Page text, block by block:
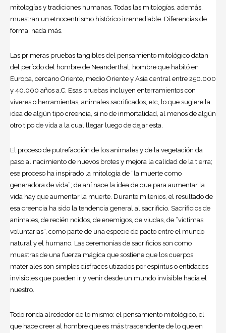
mitologías y tradiciones humanas. Todas las mitologías, además,
muestran un etnocentrismo histórico irremediable. Diferencias de
forma, nada más.
Las primeras pruebas tangibles del pensamiento mitológico datan
del período del hombre de Neanderthal, hombre que habitó en
Europa, cercano Oriente, medio Oriente y Asia central entre 250.000
y 40.000 años a.C. Esas pruebas incluyen enterramientos con
víveres o herramientas, animales sacrificados, etc, lo que sugiere la
idea de algún tipo creencia, si no de inmortalidad, al menos de algún
otro tipo de vida a la cual llegar luego de dejar esta.
El proceso de putrefacción de los animales y de la vegetación da
paso al nacimiento de nuevos brotes y mejora la calidad de la tierra;
ese proceso ha inspirado la mitología de “la muerte como
generadora de vida”; de ahí nace la idea de que para aumentar la
vida hay que aumentar la muerte. Durante milenios, el resultado de
esa creencia ha sido la tendencia general al sacrificio. Sacrificios de
animales, de recién ncidos, de enemigos, de viudas, de “víctimas
voluntarias”, como parte de una especie de pacto entre el mundo
natural y el humano. Las ceremonias de sacrificios son como
muestras de una fuerza mágica que sostiene que los cuerpos
materiales son simples disfraces utizados por espíritus o entidades
invisibles que pueden ir y venir desde un mundo invisible hacia el
nuestro.
Todo ronda alrededor de lo mismo: el pensamiento mitológico, el
que hace creer al hombre que es más trascendente de lo que en